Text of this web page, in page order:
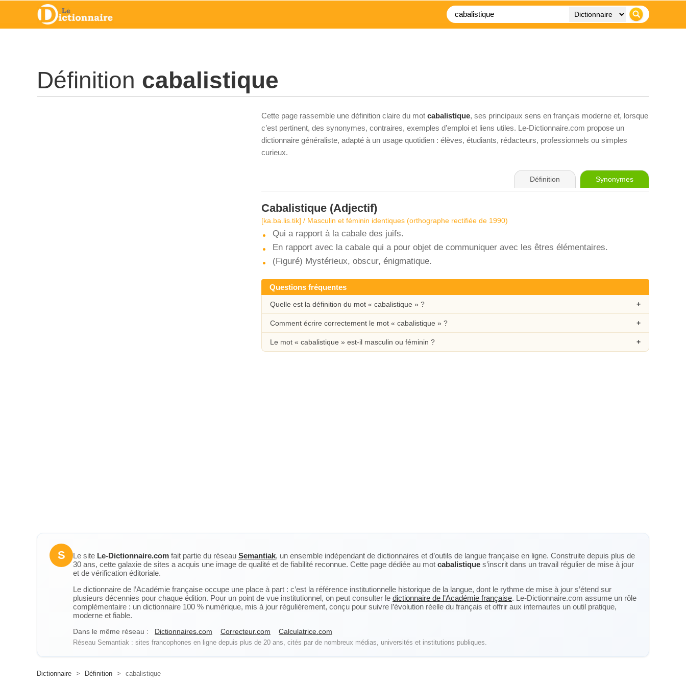
Définition cabalistique
Cette page rassemble une définition claire du mot cabalistique, ses principaux sens en français moderne et, lorsque
c’est pertinent, des synonymes, contraires, exemples d’emploi et liens utiles. Le-Dictionnaire.com propose un
dictionnaire généraliste, adapté à un usage quotidien : élèves, étudiants, rédacteurs, professionnels ou simples
curieux.
Définition Synonymes
Cabalistique (Adjectif)
[ka.ba.lis.tik] / Masculin et féminin identiques (orthographe rectifiée de 1990)
Qui a rapport à la cabale des juifs.
En rapport avec la cabale qui a pour objet de communiquer avec les êtres élémentaires.
(Figuré) Mystérieux, obscur, énigmatique.
Questions fréquentes
Quelle est la définition du mot « cabalistique » ?
Comment écrire correctement le mot « cabalistique » ?
Le mot « cabalistique » est-il masculin ou féminin ?
S Le site Le-Dictionnaire.com fait partie du réseau Semantiak, un ensemble indépendant de dictionnaires et d’outils de langue française en ligne. Construite depuis plus de
30 ans, cette galaxie de sites a acquis une image de qualité et de fiabilité reconnue. Cette page dédiée au mot cabalistique s’inscrit dans un travail régulier de mise à jour
et de vérification éditoriale.
Le dictionnaire de l’Académie française occupe une place à part : c’est la référence institutionnelle historique de la langue, dont le rythme de mise à jour s’étend sur
plusieurs décennies pour chaque édition. Pour un point de vue institutionnel, on peut consulter le dictionnaire de l’Académie française. Le-Dictionnaire.com assume un rôle
complémentaire : un dictionnaire 100 % numérique, mis à jour régulièrement, conçu pour suivre l’évolution réelle du français et offrir aux internautes un outil pratique,
moderne et fiable.
Dans le même réseau : Dictionnaires.com Correcteur.com Calculatrice.com
Réseau Semantiak : sites francophones en ligne depuis plus de 20 ans, cités par de nombreux médias, universités et institutions publiques.
Dictionnaire > Définition > cabalistique